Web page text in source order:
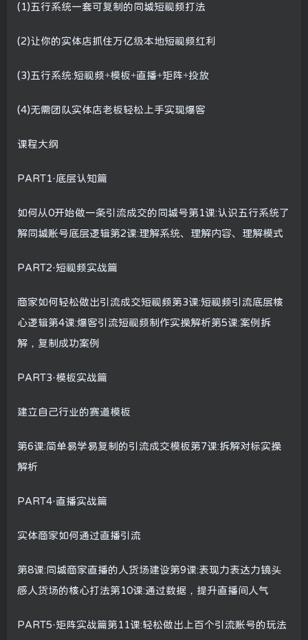
(1)五行系统一套可复制的同城短视频打法
(2)让你的实体店抓住万亿级本地短视频红利
(3)五行系统:短视频+模板+直播+矩阵+投放
(4)无需团队实体店老板轻松上手实现爆客
课程大纲
PART1·底层认知篇
如何从0开始做一条引流成交的同城号第1课:认识五行系统了
解同城账号底层逻辑第2课:理解系统、理解内容、理解模式
PART2·短视频实战篇
商家如何轻松做出引流成交短视频第3课:短视频引流底层核
心逻辑第4课:爆客引流短视频制作实操解析第5课:案例拆
解，复制成功案例
PART3·模板实战篇
建立自己行业的赛道模板
第6课:简单易学易复制的引流成交模板第7课:拆解对标实操
解析
PART4·直播实战篇
实体商家如何通过直播引流
第8课:同城商家直播的人货场建设第9课:表现力表达力镜头
感人货场的核心打法第10课:通过数据，提升直播间人气
PART5·矩阵实战篇第11课:轻松做出上百个引流账号的玩法